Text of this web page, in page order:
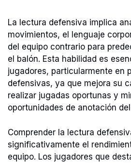
La lectura defensiva implica
movimientos, el lenguaje
del equipo contrario para
el balón. Esta habilidad es
jugadores, particularmente en
defensivas, ya que mejora su
realizar jugadas oportunas y
oportunidades de anotación
Comprender la lectura
significativamente el
equipo. Los jugadores que